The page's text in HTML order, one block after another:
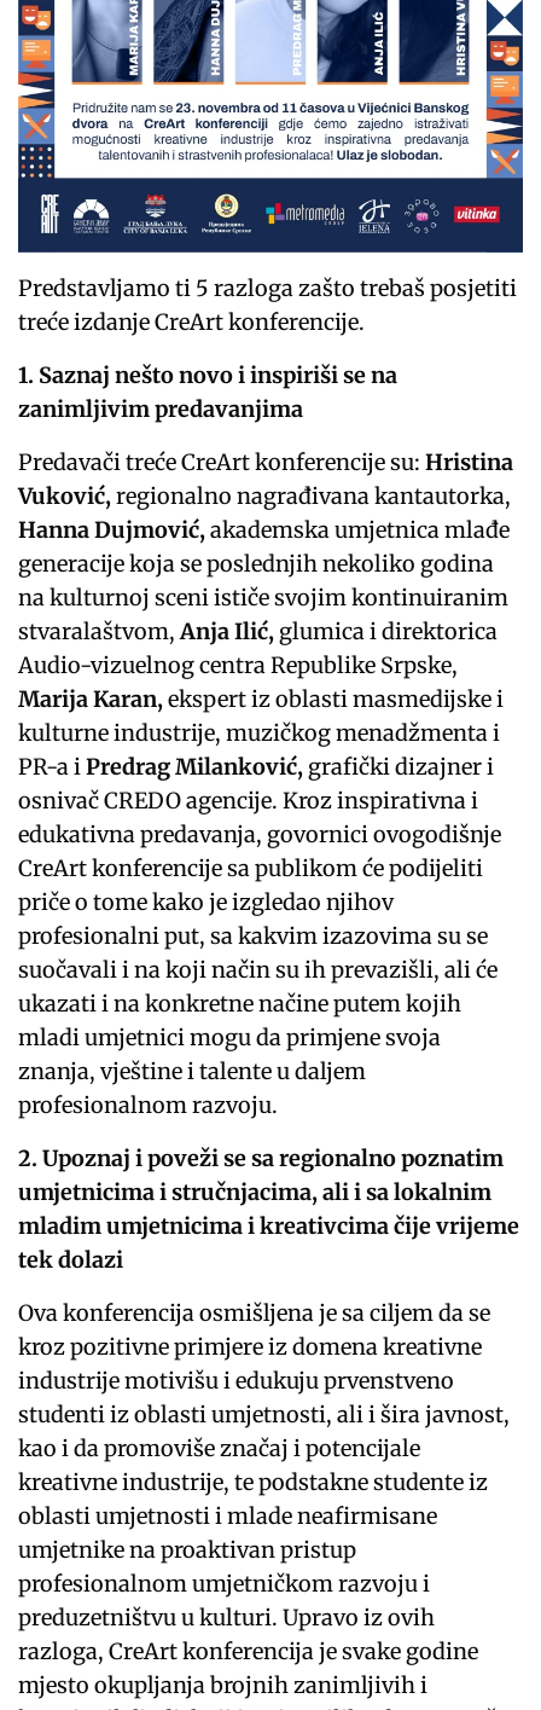
Predstavljamo ti 5 razloga zašto trebaš posjetiti
treće izdanje CreArt konferencije.
1. Saznaj nešto novo i inspiriši se na
zanimljivim predavanjima
Predavači treće CreArt konferencije su:Hristina
Vuković,regionalno nagrađivana kantautorka,
Hanna Dujmović,akademska umjetnica mlađe
generacije koja se poslednjih nekoliko godina
na kulturnoj sceni ističe svojim kontinuiranim
stvaralaštvom,Anja Ilić, glumica i direktorica
Audio-vizuelnog centra Republike Srpske,
Marija Karan,ekspert iz oblasti masmedijske i
kulturne industrije, muzičkog menadžmenta i
PR-a iPredrag Milanković, grafički dizajner i
osnivač CREDO agencije. Kroz inspirativna i
edukativna predavanja, govornici ovogodišnje
CreArt konferencije sa publikom će podijeliti
priče o tome kako je izgledao njihov
profesionalni put, sa kakvim izazovima su se
suočavali i na koji način su ih prevazišli, ali će
ukazati i na konkretne načine putem kojih
mladi umjetnici mogu da primjene svoja
znanja, vještine i talente u daljem
profesionalnom razvoju.
2.Upoznaj i poveži se sa regionalno poznatim
umjetnicima i stručnjacima, ali i sa lokalnim
mladim umjetnicima i kreativcima čije vrijeme
tek dolazi
Ova konferencija osmišljena je sa ciljem da se
kroz pozitivne primjere iz domena kreativne
industrije motivišu i edukuju prvenstveno
studenti iz oblasti umjetnosti, ali i šira javnost,
kao i da promoviše značaj i potencijale
kreativne industrije, te podstakne studente iz
oblasti umjetnosti i mlade neafirmisane
umjetnike na proaktivan pristup
profesionalnom umjetničkom razvoju i
preduzetništvu u kulturi. Upravo iz ovih
razloga, CreArt konferencija je svake godine
mjesto okupljanja brojnih zanimljivih i